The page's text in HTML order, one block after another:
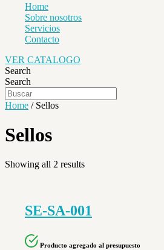
Home
Sobre nosotros
Servicios
Contacto
VER CATALOGO
Search
Search
Home / Sellos
Sellos
Showing all 2 results
SE-SA-001
Producto agregado al presupuesto